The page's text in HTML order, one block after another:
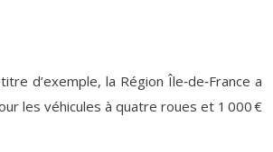
d’exemple, la Région Île‑de‑France a
les véhicules à quatre roues et 1 000 €